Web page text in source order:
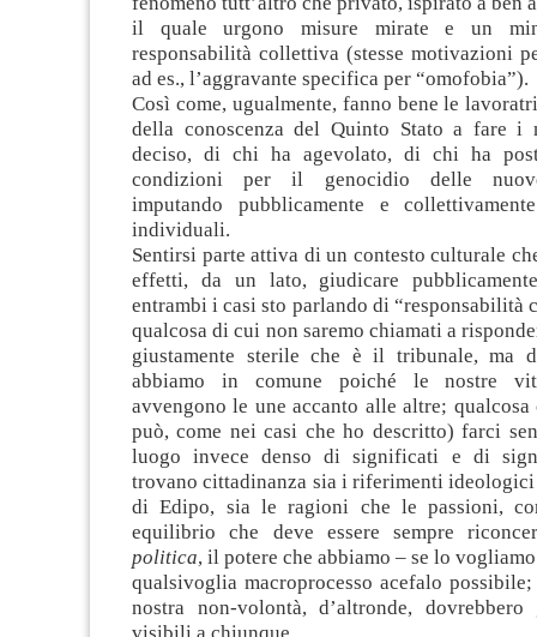
il quale urgono misure mirate e un
responsabilità collettiva (stesse motivazioni
ad es., l’aggravante specifica per “omofobia”).
Così come, ugualmente, fanno bene le
della conoscenza del Quinto Stato a fare
deciso, di chi ha agevolato, di chi ha
condizioni per il genocidio delle
imputando pubblicamente e
individuali.
Sentirsi parte attiva di un contesto culturale
effetti, da un lato, giudicare
entrambi i casi sto parlando di “responsabilità
qualcosa di cui non saremo chiamati a
giustamente sterile che è il tribunale, ma
abbiamo in comune poiché le nostre
avvengono le une accanto alle altre; qualcosa
può, come nei casi che ho descritto) farci
luogo invece denso di significati e di
trovano cittadinanza sia i riferimenti
di Edipo, sia le ragioni che le passioni,
equilibrio che deve essere sempre
politica, il potere che abbiamo – se lo
qualsivoglia macroprocesso acefalo
nostra non-volontà, d’altronde, dovrebbero